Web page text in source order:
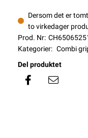
Dersom det er
to virkedager
Prod. Nr:
Kategorier: Combi
Del produktet